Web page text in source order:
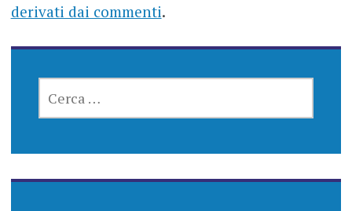
derivati dai commenti.
PER: